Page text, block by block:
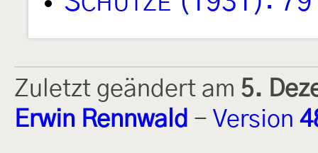
Zuletzt geändert am 5.
Erwin Rennwald - Version